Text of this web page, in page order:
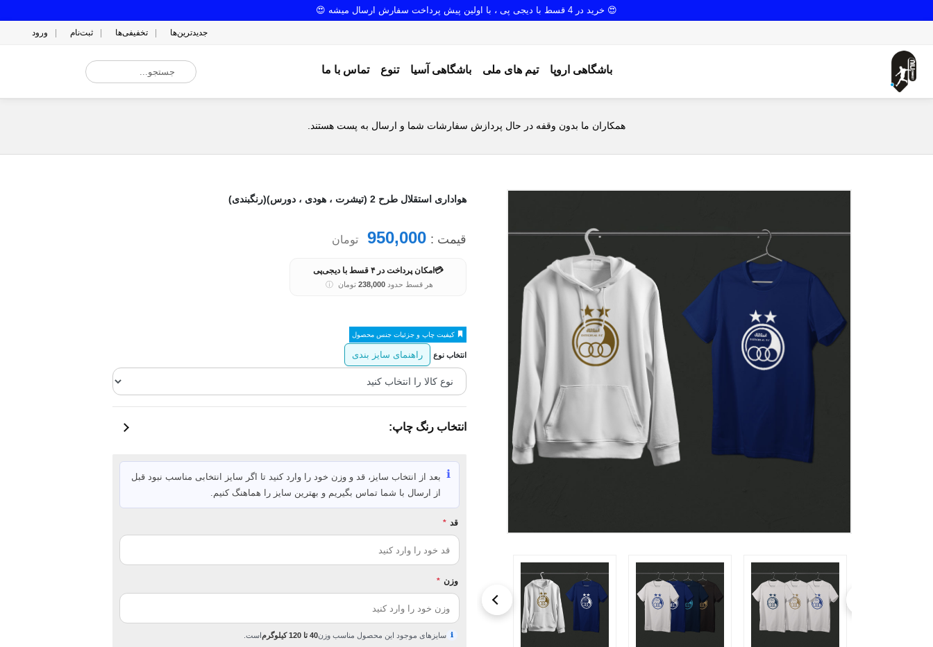
😍 خرید در 4 قسط با دیجی پی ، با اولین پیش پرداخت سفارش ارسال میشه 😍
جدیدترین‌ها تخفیفی‌ها ثبت‌نام ورود
باشگاهی اروپا تیم های ملی باشگاهی آسیا تنوع تماس با ما
همکاران ما بدون وقفه در حال پردازش سفارشات شما و ارسال به پست هستند.
هواداری استقلال طرح 2 (تیشرت ، هودی ، دورس)(رنگبندی)
قیمت : 950,000 تومان
💳 امکان پرداخت در ۴ قسط با دیجی‌پی
هر قسط حدود 238,000 تومان ⓘ
کیفیت چاپ و جزئیات جنس محصول
انتخاب نوع راهنمای سایز بندی
انتخاب رنگ چاپ:
ℹ️ بعد از انتخاب سایز، قد و وزن خود را وارد کنید تا اگر سایز انتخابی مناسب نبود قبل
از ارسال با شما تماس بگیریم و بهترین سایز را هماهنگ کنیم.
قد *
وزن *
ℹ سایزهای موجود این محصول مناسب وزن40 تا 120 کیلوگرم است.